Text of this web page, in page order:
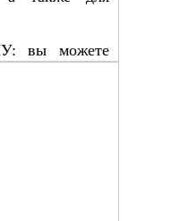
вы можете
деталей из